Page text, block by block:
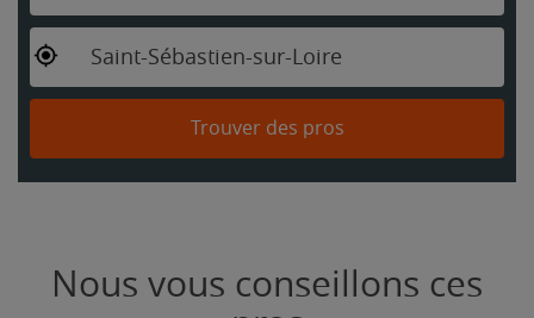
Saint-Sébastien-sur-Loire
Trouver des pros
Nous vous conseillons ces